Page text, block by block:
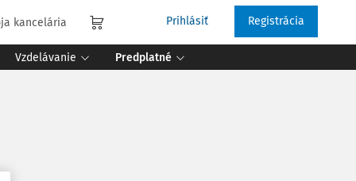
kancelária Prihlásiť Registrácia
Vzdelávanie Predplatné